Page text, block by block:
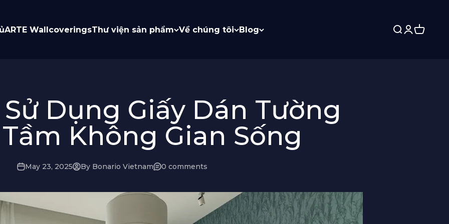
ARTE WallcoveringsThư viện sản phẩm Về chúng tôi Blog
Search
Login
Cart
Dụng Giấy Dán Tường
Không Gian Sống
May 23, 2025 By Bonario Vietnam 0 comments